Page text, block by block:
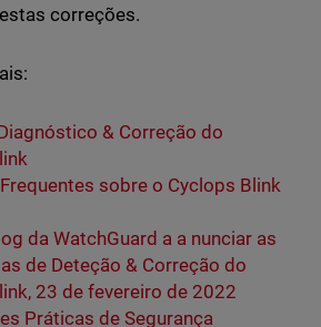
correções.
& Correção do
sobre o Cyclops Blink
da WatchGuard a a nunciar as
de Deteção & Correção do
23 de fevereiro de 2022
Práticas de Segurança